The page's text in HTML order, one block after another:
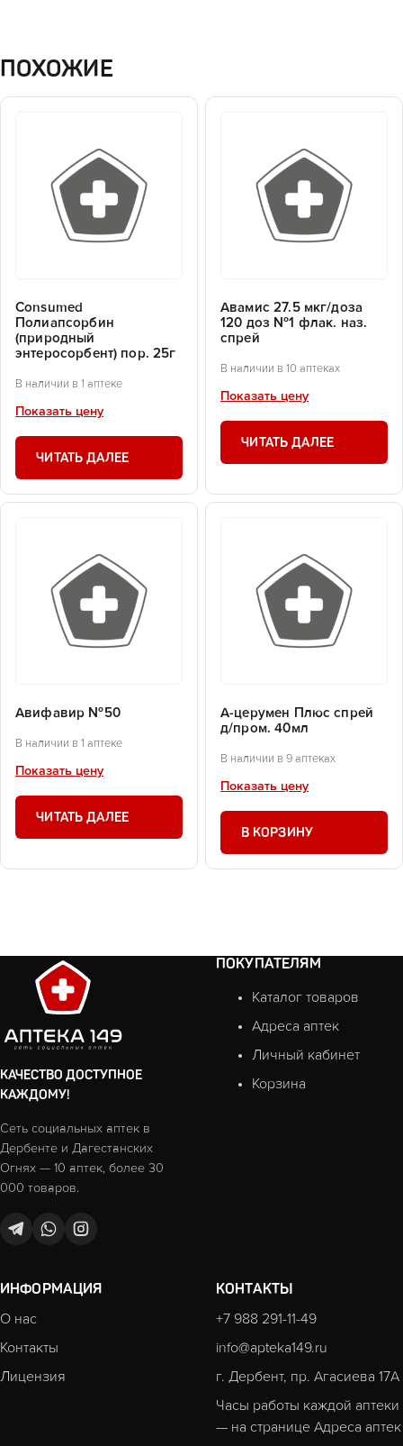
ПОХОЖИЕ
Consumed
Полиапсорбин
(природный
энтеросорбент) пор. 25г
В наличии в 1 аптеке
Показать цену
ЧИТАТЬ ДАЛЕЕ
Авамис 27.5 мкг/доза
120 доз №1 флак. наз.
спрей
В наличии в 10 аптеках
Показать цену
ЧИТАТЬ ДАЛЕЕ
Авифавир №50
В наличии в 1 аптеке
Показать цену
ЧИТАТЬ ДАЛЕЕ
А-церумен Плюс спрей
д/пром. 40мл
В наличии в 9 аптеках
Показать цену
В КОРЗИНУ
КАЧЕСТВО ДОСТУПНОЕ
КАЖДОМУ!
Сеть социальных аптек в
Дербенте и Дагестанских
Огнях — 10 аптек, более 30
000 товаров.
ПОКУПАТЕЛЯМ
Каталог товаров
Адреса аптек
Личный кабинет
Корзина
ИНФОРМАЦИЯ
О нас
Контакты
Лицензия
КОНТАКТЫ
+7 988 291-11-49
info@apteka149.ru
г. Дербент, пр. Агасиева 17А
Часы работы каждой аптеки
— на странице Адреса аптек